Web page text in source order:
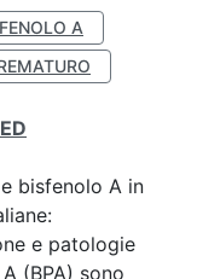
A
bisfenolo A in
e patologie
(BPA) sono